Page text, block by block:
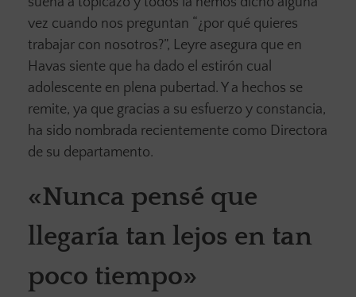
vez cuando nos preguntan “¿por qué quieres
trabajar con nosotros?”, Leyre asegura que en
Havas siente que ha dado el estirón cual
adolescente en plena pubertad. Y a hechos se
remite, ya que gracias a su esfuerzo y constancia,
ha sido nombrada recientemente como Directora
de su departamento.
«Nunca pensé que
llegaría tan lejos en tan
poco tiempo»